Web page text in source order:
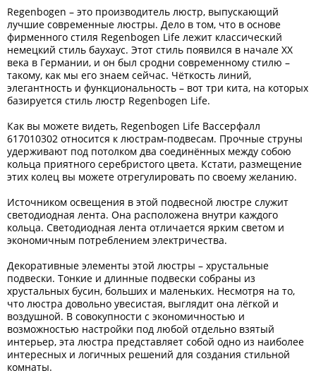
Regenbogen – это производитель люстр, выпускающий
лучшие современные люстры. Дело в том, что в основе
фирменного стиля Regenbogen Life лежит классический
немецкий стиль баухаус. Этот стиль появился в начале ХХ
века в Германии, и он был сродни современному стилю –
такому, как мы его знаем сейчас. Чёткость линий,
элегантность и функциональность – вот три кита, на которых
базируется стиль люстр Regenbogen Life.
Как вы можете видеть, Regenbogen Life Вассерфалл
617010302 относится к люстрам-подвесам. Прочные струны
удерживают под потолком два соединённых между собою
кольца приятного серебристого цвета. Кстати, размещение
этих колец вы можете отрегулировать по своему желанию.
Источником освещения в этой подвесной люстре служит
светодиодная лента. Она расположена внутри каждого
кольца. Светодиодная лента отличается ярким светом и
экономичным потреблением электричества.
Декоративные элементы этой люстры – хрустальные
подвески. Тонкие и длинные подвески собраны из
хрустальных бусин, больших и маленьких. Несмотря на то,
что люстра довольно увесистая, выглядит она лёгкой и
воздушной. В совокупности с экономичностью и
возможностью настройки под любой отдельно взятый
интерьер, эта люстра представляет собой одно из наиболее
интересных и логичных решений для создания стильной
комнаты.